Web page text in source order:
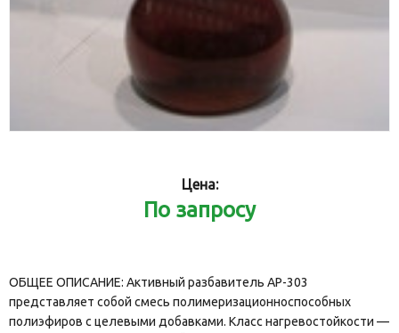
Цена:
По запросу
ОБЩЕЕ ОПИСАНИЕ: Активный разбавитель АР-303
представляет собой смесь полимеризационноспособных
полиэфиров с целевыми добавками. Класс нагревостойкости —